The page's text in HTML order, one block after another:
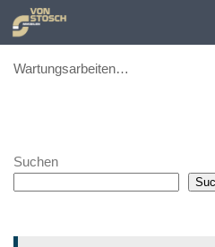
Zum Inhalt springen
Wartungsarbeiten…
Suchen